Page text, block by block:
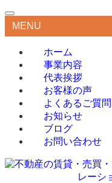
MENU
ホーム
事業内容
代表挨拶
お客様の声
よくあるご質問
お知らせ
ブログ
お問い合わせ